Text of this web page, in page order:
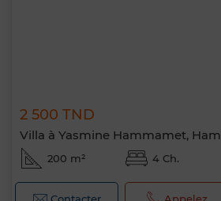
2 500 TND
Villa à Yasmine Hammamet,
200 m² 4 Ch.